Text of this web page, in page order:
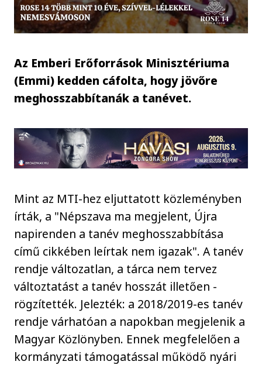
Az Emberi Erőforrások Minisztériuma
(Emmi) kedden cáfolta, hogy jövőre
meghosszabbítanák a tanévet.
Mint az MTI-hez eljuttatott közleményben
írták, a "Népszava ma megjelent, Újra
napirenden a tanév meghosszabbítása
című cikkében leírtak nem igazak". A tanév
rendje változatlan, a tárca nem tervez
változtatást a tanév hosszát illetően -
rögzítették. Jelezték: a 2018/2019-es tanév
rendje várhatóan a napokban megjelenik a
Magyar Közlönyben. Ennek megfelelően a
kormányzati támogatással működő nyári